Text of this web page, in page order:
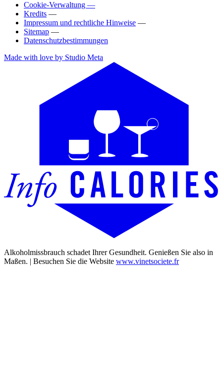
Cookie-Verwaltung —
Kredits —
Impressum und rechtliche Hinweise —
Sitemap —
Datenschutzbestimmungen
Made with love by Studio Meta
Alkoholmissbrauch schadet Ihrer Gesundheit. Genießen Sie also in
Maßen. | Besuchen Sie die Website www.vinetsociete.fr